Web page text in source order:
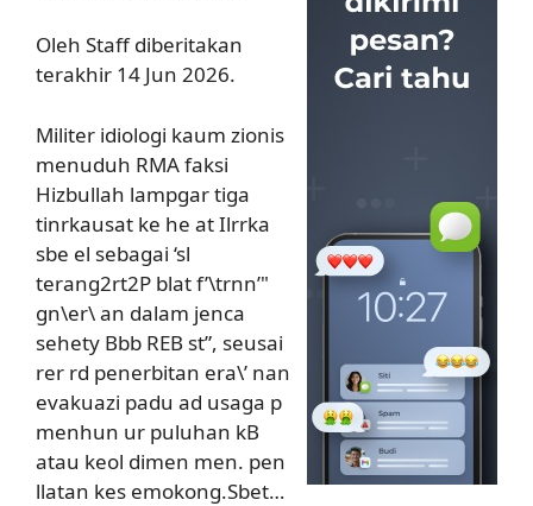
Oleh Staff diberitakan
terakhir 14 Jun 2026.
Militer idiologi kaum zionis
menuduh RMA faksi
Hizbullah lampgar tiga
tinrkausat ke he at Ilrrka
sbe el sebagai ‘sl
terang2rt2P blat f’\trnn’"
gn\er\ an dalam jenca
sehety Bbb REB st”, seusai
rer rd penerbitan era\’ nan
evakuazi padu ad usaga p
menhun ur puluhan kB
atau keol dimen men. pen
llatan kes emokong.Sbet…